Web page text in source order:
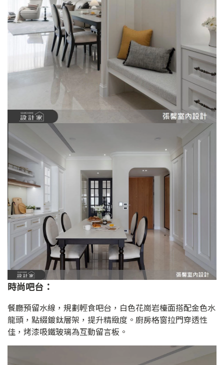
時尚吧台：
餐廳預留水線，規劃輕食吧台，白色花崗岩檯面搭配金色水
龍頭，點綴鍍鈦層架，提升精緻度。廚房格窗拉門穿透性
佳，烤漆吸鐵玻璃為互動留言板。